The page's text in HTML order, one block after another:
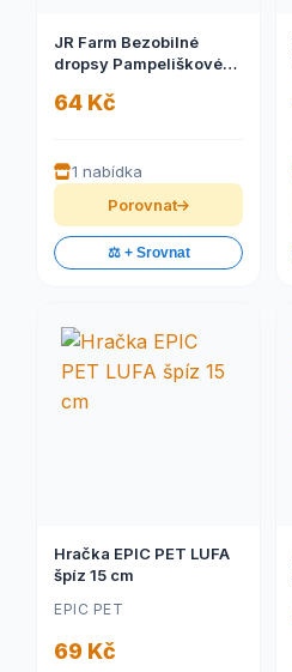
JR Farm Bezobilné
dropsy Pampeliškové
64 Kč
1 nabídka
Porovnat
⚖️ + Srovnat
Hračka EPIC PET LUFA
špíz 15 cm
EPIC PET
69 Kč